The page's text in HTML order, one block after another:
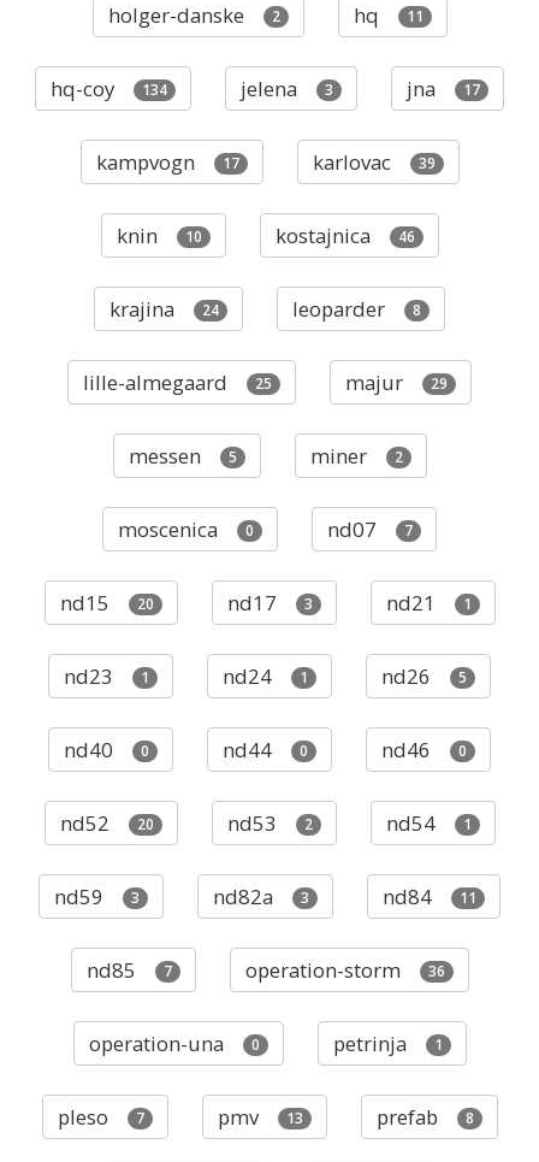
holger-danske 2 hq 11
hq-coy 134 jelena 3 jna 17
kampvogn 17 karlovac 39
knin 10 kostajnica 46
krajina 24 leoparder 8
lille-almegaard 25 majur 29
messen 5 miner 2
moscenica 0 nd07 7
nd15 20 nd17 3 nd21 1
nd23 1 nd24 1 nd26 5
nd40 0 nd44 0 nd46 0
nd52 20 nd53 2 nd54 1
nd59 3 nd82a 3 nd84 11
nd85 7 operation-storm 36
operation-una 0 petrinja 1
pleso 7 pmv 13 prefab 8